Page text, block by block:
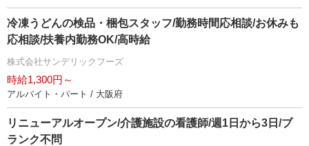
冷凍うどんの検品・梱包スタッフ/勤務時間応相談/お休みも
応相談/扶養内勤務OK/高時給
株式会社サンデリックフーズ
時給1,300円～
アルバイト・パート / 大阪府
リニューアルオープン/介護施設の看護師/週1日から3日/ブ
ランク不問